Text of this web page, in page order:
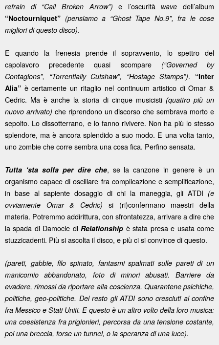
refrain di “Call Broken Arrow”)e l’oscurità wave dell’album
“Noctourniquet” (pensiamo a “Ghost Tape No.9”, fra le cose
migliori di questo disco).
E quando la frenesia prende il sopravvento, lo spettro del
capolavoro precedente quasi scompare (“Governed by
Contagions”, “Torrentially Cutshaw”, “Hostage Stamps”). “Inter
Alia” è certamente un ritaglio nel continuum artistico di Omar &
Cedric. Ma è anche la storia di cinque musicisti (quattro più un
nuovo arrivato) che riprendono un discorso che sembrava morto e
sepolto. Lo dissotterrano, e lo fanno rivivere. Non ha più lo stesso
splendore, ma è ancora splendido a suo modo. E una volta tanto,
uno zombie che corre sembra una cosa fica. Perfino sensata.
Tutta ‘sta solfa per dire che, se la canzone in genere è un
organismo capace di oscillare fra complicazione e semplificazione,
in base al sapiente dosaggio di chi la maneggia, gli ATDI (e
ovviamente Omar & Cedric) si (ri)confermano maestri della
materia. Potremmo addirittura, con sfrontatezza, arrivare a dire che
la spada di Damocle diRelationship è stata presa e usata come
stuzzicadenti. Più si ascolta il disco, e più ci si convince di questo.
(pareti, gabbie, filo spinato, fantasmi spalmati sulle pareti di un
manicomio abbandonato, foto di minori abusati. Barriere da
evadere, rimossi da riportare alla coscienza. Quarantene psichiche,
politiche, geo-politiche. Del resto gli ATDI sono cresciuti al confine
fra Messico e Stati Uniti. E questo è un altro volto della loro musica:
una coesistenza fra prigionieri, percorsa da una tensione costante,
poi una breccia, forse un tunnel, o la speranza di una luce).